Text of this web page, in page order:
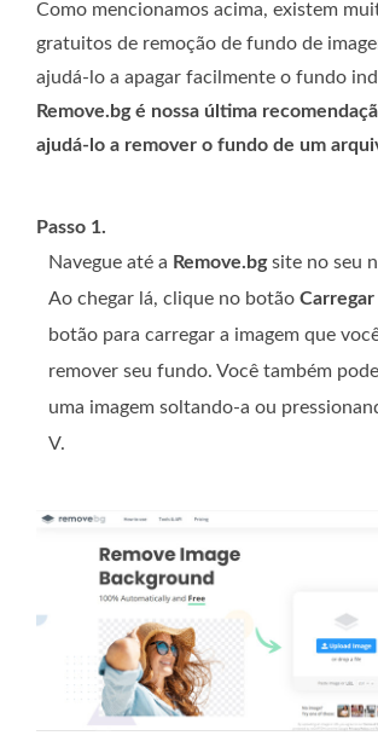
Como mencionamos acima, existem
gratuitos de remoção de fundo de
ajudá-lo a apagar facilmente o fundo
Remove.bg é nossa última
ajudá-lo a remover o fundo de um
Passo 1.
Navegue até a Remove.bgsite no seu
Ao chegar lá, clique no botão
botão para carregar a imagem que
remover seu fundo. Você também
uma imagem soltando-a ou
V.